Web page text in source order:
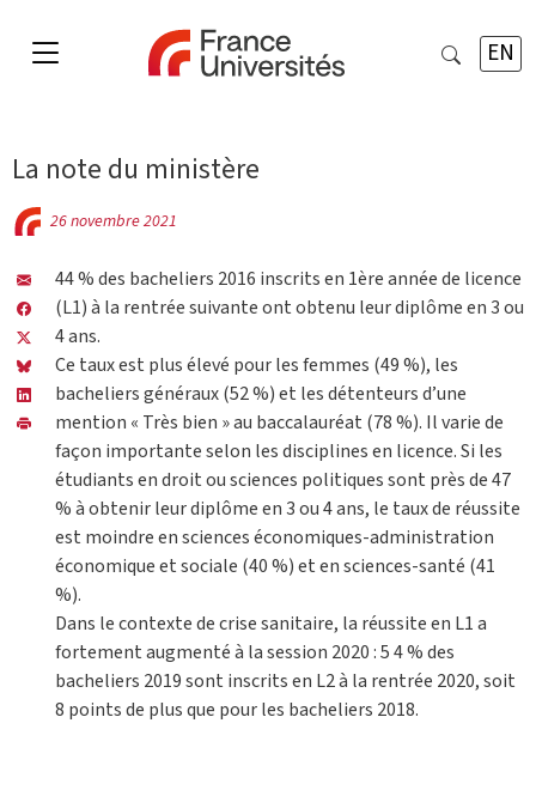
EN
La note du ministère
26 novembre 2021
44 % des bacheliers 2016 inscrits en 1ère année de licence
(L1) à la rentrée suivante ont obtenu leur diplôme en 3 ou
4 ans.
Ce taux est plus élevé pour les femmes (49 %), les
bacheliers généraux (52 %) et les détenteurs d’une
mention « Très bien » au baccalauréat (78 %). Il varie de
façon importante selon les disciplines en licence. Si les
étudiants en droit ou sciences politiques sont près de 47
% à obtenir leur diplôme en 3 ou 4 ans, le taux de réussite
est moindre en sciences économiques-administration
économique et sociale (40 %) et en sciences-santé (41
%).
Dans le contexte de crise sanitaire, la réussite en L1 a
fortement augmenté à la session 2020 : 5 4 % des
bacheliers 2019 sont inscrits en L2 à la rentrée 2020, soit
8 points de plus que pour les bacheliers 2018.